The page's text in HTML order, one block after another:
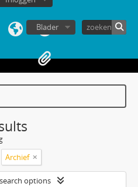
Blader
Archief
options